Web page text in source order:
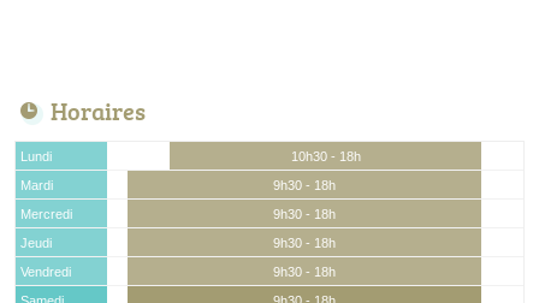
Horaires
Lundi
10h30 - 18h
Mardi
9h30 - 18h
Mercredi
9h30 - 18h
Jeudi
9h30 - 18h
Vendredi
9h30 - 18h